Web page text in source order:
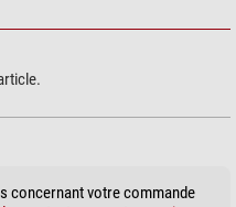
concernant votre commande